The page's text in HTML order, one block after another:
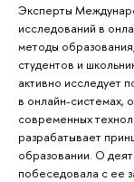
Эксперты
исследований в
методы
студентов и
активно исследует
в онлайн-системах,
современных
разрабатывает
образовании. О
побеседовала с ее